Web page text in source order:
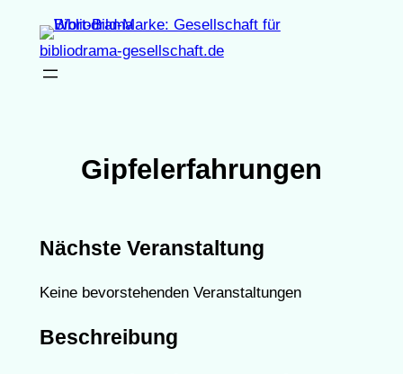
Inhalt
bibliodrama-gesellschaft.de
Gipfelerfahrungen
Nächste Veranstaltung
Keine bevorstehenden Veranstaltungen
Beschreibung